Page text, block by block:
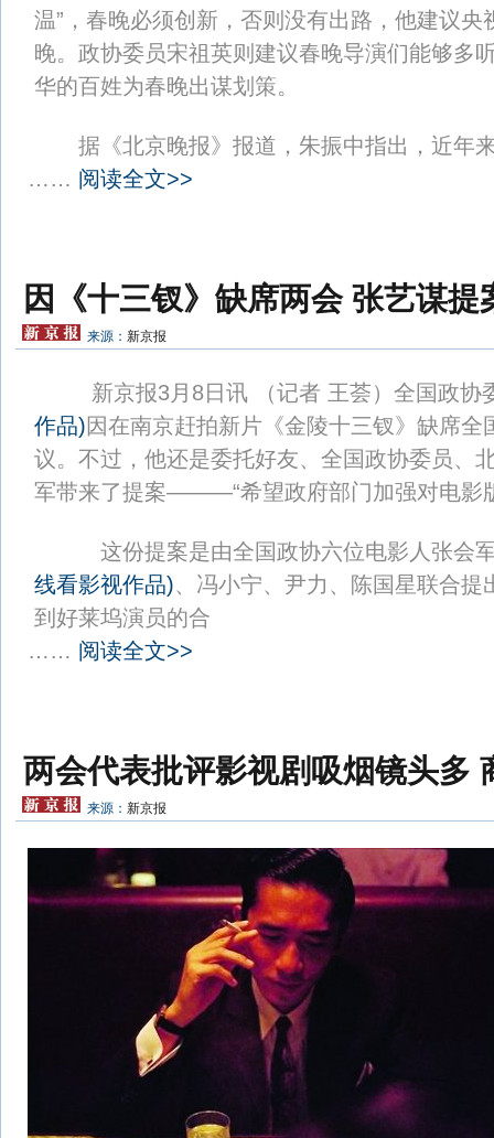
温”，春晚必须创新，否则没有出路，他建议央
晚。政协委员宋祖英则建议春晚导演们能够多
华的百姓为春晚出谋划策。
据《北京晚报》报道，朱振中指出，近年
…… 阅读全文>>
因《十三钗》缺席两会 张艺谋提
来源：新京报
新京报3月8日讯 （记者 王荟）全国政协
作品)因在南京赶拍新片《金陵十三钗》缺席全
议。不过，他还是委托好友、全国政协委员、
军带来了提案———“希望政府部门加强对电影
这份提案是由全国政协六位电影人张会军
线看影视作品)、冯小宁、尹力、陈国星联合提
到好莱坞演员的合
…… 阅读全文>>
两会代表批评影视剧吸烟镜头多
来源：新京报